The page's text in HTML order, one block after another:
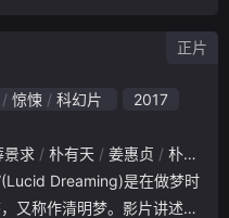
惊悚 科幻片
2017
景求 朴有天 姜惠贞 朴仁焕
又称作清明梦。影片讲述的
正片